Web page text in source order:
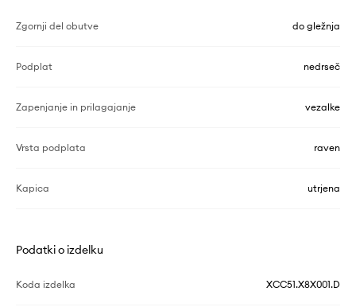
Zgornji del obutve do gležnja
Podplat nedrseč
Zapenjanje in prilagajanje vezalke
Vrsta podplata raven
Kapica utrjena
Podatki o izdelku
Koda izdelka XCC51.X8X001.D